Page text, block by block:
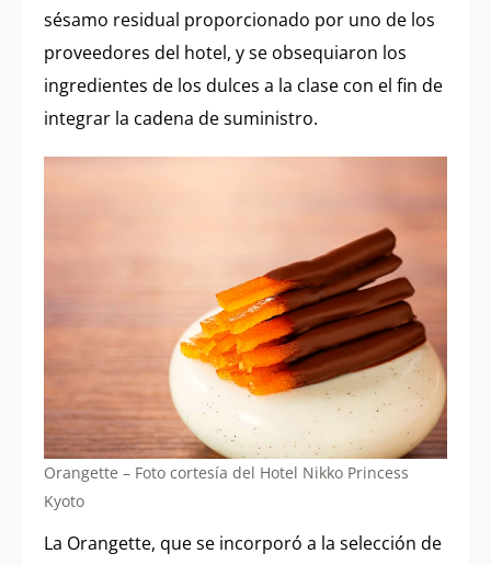
sésamo residual proporcionado por uno de los
proveedores del hotel, y se obsequiaron los
ingredientes de los dulces a la clase con el fin de
integrar la cadena de suministro.
Orangette – Foto cortesía del Hotel Nikko Princess
Kyoto
La Orangette, que se incorporó a la selección de